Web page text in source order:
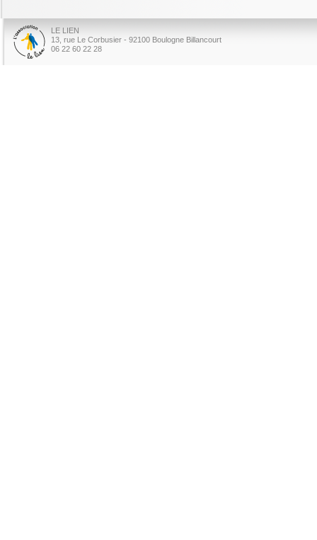
LE LIEN
13, rue Le Corbusier - 92100 Boulogne Billancourt
06 22 60 22 28